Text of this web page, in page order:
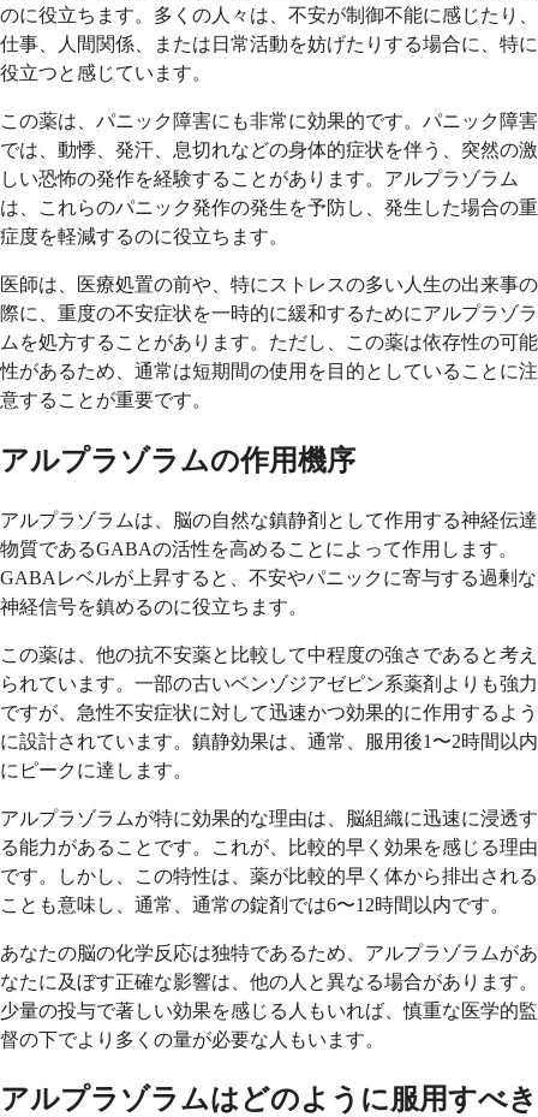
のに役立ちます。多くの人々は、不安が制御不能に感じたり、
仕事、人間関係、または日常活動を妨げたりする場合に、特に
役立つと感じています。
この薬は、パニック障害にも非常に効果的です。パニック障害
では、動悸、発汗、息切れなどの身体的症状を伴う、突然の激
しい恐怖の発作を経験することがあります。アルプラゾラム
は、これらのパニック発作の発生を予防し、発生した場合の重
症度を軽減するのに役立ちます。
医師は、医療処置の前や、特にストレスの多い人生の出来事の
際に、重度の不安症状を一時的に緩和するためにアルプラゾラ
ムを処方することがあります。ただし、この薬は依存性の可能
性があるため、通常は短期間の使用を目的としていることに注
意することが重要です。
アルプラゾラムの作用機序
アルプラゾラムは、脳の自然な鎮静剤として作用する神経伝達
物質であるGABAの活性を高めることによって作用します。
GABAレベルが上昇すると、不安やパニックに寄与する過剰な
神経信号を鎮めるのに役立ちます。
この薬は、他の抗不安薬と比較して中程度の強さであると考え
られています。一部の古いベンゾジアゼピン系薬剤よりも強力
ですが、急性不安症状に対して迅速かつ効果的に作用するよう
に設計されています。鎮静効果は、通常、服用後1〜2時間以内
にピークに達します。
アルプラゾラムが特に効果的な理由は、脳組織に迅速に浸透す
る能力があることです。これが、比較的早く効果を感じる理由
です。しかし、この特性は、薬が比較的早く体から排出される
ことも意味し、通常、通常の錠剤では6〜12時間以内です。
あなたの脳の化学反応は独特であるため、アルプラゾラムがあ
なたに及ぼす正確な影響は、他の人と異なる場合があります。
少量の投与で著しい効果を感じる人もいれば、慎重な医学的監
督の下でより多くの量が必要な人もいます。
アルプラゾラムはどのように服用すべき